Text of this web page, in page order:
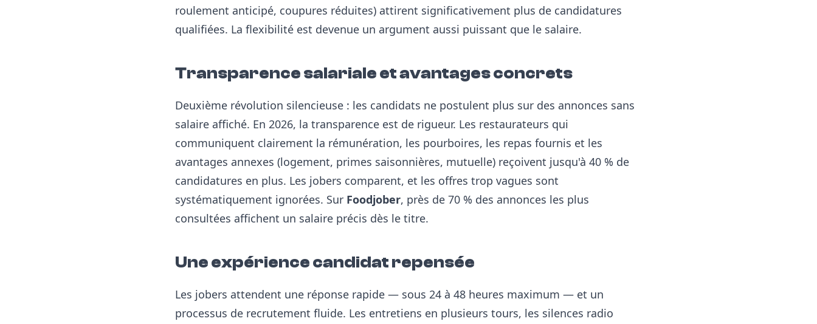
roulement anticipé, coupures réduites) attirent significativement plus de candidatures
qualifiées. La flexibilité est devenue un argument aussi puissant que le salaire.
Transparence salariale et avantages concrets
Deuxième révolution silencieuse : les candidats ne postulent plus sur des annonces sans
salaire affiché. En 2026, la transparence est de rigueur. Les restaurateurs qui
communiquent clairement la rémunération, les pourboires, les repas fournis et les
avantages annexes (logement, primes saisonnières, mutuelle) reçoivent jusqu'à 40 % de
candidatures en plus. Les jobers comparent, et les offres trop vagues sont
systématiquement ignorées. Sur Foodjober, près de 70 % des annonces les plus
consultées affichent un salaire précis dès le titre.
Une expérience candidat repensée
Les jobers attendent une réponse rapide — sous 24 à 48 heures maximum — et un
processus de recrutement fluide. Les entretiens en plusieurs tours, les silences radio